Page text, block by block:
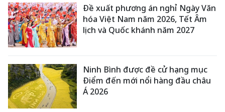
Đề xuất phương án nghỉ Ngày Văn
hóa Việt Nam năm 2026, Tết Âm
lịch và Quốc khánh năm 2027
Ninh Bình được đề cử hạng mục
Điểm đến mới nổi hàng đầu châu
Á 2026